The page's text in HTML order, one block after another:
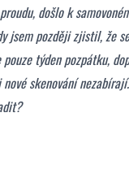
došlo k
jsem později zjistil, že
týden pozpátku,
skenování nezabírají.